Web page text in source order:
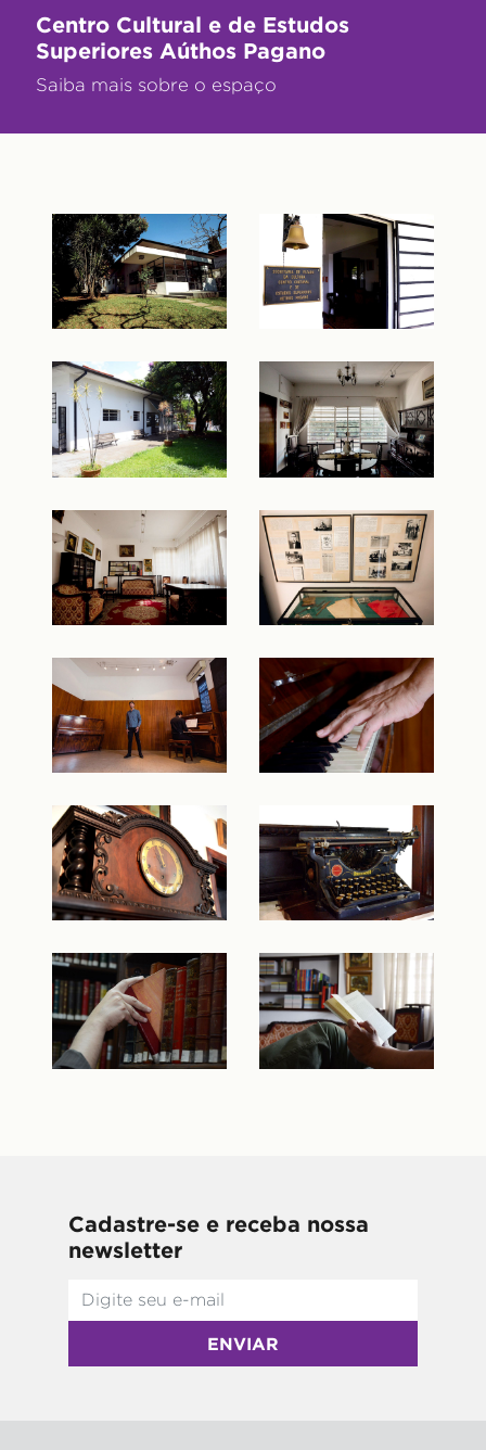
Centro Cultural e de Estudos
Superiores Aúthos Pagano
Saiba mais sobre o espaço
Cadastre-se e receba nossa
newsletter
ENVIAR